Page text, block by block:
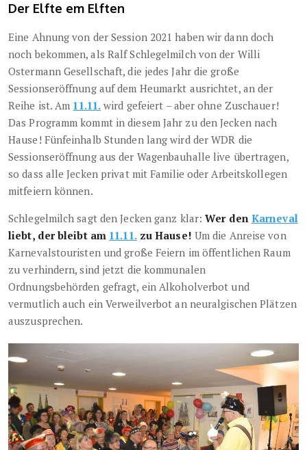
Der Elfte em Elften
Eine Ahnung von der Session 2021 haben wir dann doch
noch bekommen, als Ralf Schlegelmilch von der Willi
Ostermann Gesellschaft, die jedes Jahr die große
Sessionseröffnung auf dem Heumarkt ausrichtet, an der
Reihe ist. Am 11.11. wird gefeiert – aber ohne Zuschauer!
Das Programm kommt in diesem Jahr zu den Jecken nach
Hause! Fünfeinhalb Stunden lang wird der WDR die
Sessionseröffnung aus der Wagenbauhalle live übertragen,
so dass alle Jecken privat mit Familie oder Arbeitskollegen
mitfeiern können.
Schlegelmilch sagt den Jecken ganz klar:Wer den Karneval
liebt, der bleibt am 11.11.zu Hause! Um die Anreise von
Karnevalstouristen und große Feiern im öffentlichen Raum
zu verhindern, sind jetzt die kommunalen
Ordnungsbehörden gefragt, ein Alkoholverbot und
vermutlich auch ein Verweilverbot an neuralgischen Plätzen
auszusprechen.